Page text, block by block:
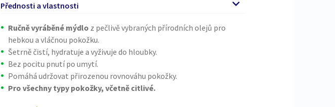
Přednosti a vlastnosti
Ručně vyráběné mýdlo z pečlivě vybraných přírodních olejů pro
hebkou a vláčnou pokožku.
Šetrně čistí, hydratuje a vyživuje do hloubky.
Bez pocitu pnutí po umytí.
Pomáhá udržovat přirozenou rovnováhu pokožky.
Pro všechny typy pokožky, včetně citlivé.